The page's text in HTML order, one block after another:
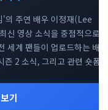
'의 주연 배우 이정재(Lee
신 영상 소식을 중점적으로
세계 팬들이 업로드하는 배우
2 소식, 그리고 관련 숏폼
톡 트렌드를 감상하고 소통
다.
기